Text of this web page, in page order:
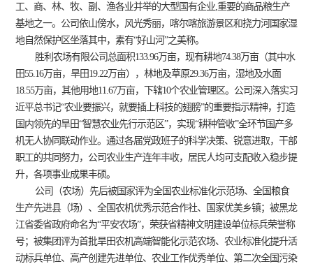
工、商、林、牧、副、渔各业并举的大型国有企业,重要的商品粮生产
基地之一。公司依山傍水，风光秀丽，喀尔喀旅游景区和挠力河国家湿
地自然保护区坐落其中，素有“好山河”之美称。
胜利农场有限公司总面积133.96万亩，现有耕地74.38万亩（其中水
田55.16万亩，旱田19.22万亩），林地及草原29.36万亩，湿地及水面
18.55万亩，其他用地11.67万亩，下辖10个农业管理区。公司深入落实习
近平总书记“农业要振兴，就要插上科技的翅膀”的重要指示精神，打造
国内领先的旱田“智慧农业先行示范区”，实现“耕种管收”全环节国产多
机无人协同联动作业。通过各届党政班子的科学决策、锐意进取，干部
职工的共同努力，公司农业生产连年丰收，居民人均可支配收入稳步提
升，各项事业成果丰硕。
公司（农场）先后被国家评为全国农业标准化示范场、全国粮食
生产先进县（场）、全国农机优秀示范合作社、国家优美乡镇；被黑龙
江省委省政府命名为“平安农场”，荣获省精神文明建设单位标兵荣誉称
号；被集团评为首批旱田农机高端智能化示范农场、农业标准化提升活
动标兵单位、高产创建先进单位、农业工作优秀单位、第二次全国污染